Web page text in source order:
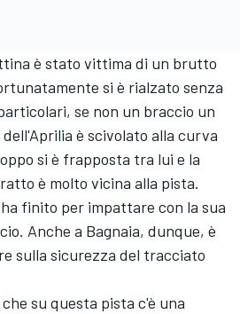
è stato vittima di un brutto
si è rialzato senza
se non un braccio un
è scivolato alla curva
si è frapposta tra lui e la
è molto vicina alla pista.
finito per impattare con la sua
Anche a Bagnaia, dunque, è
sulla sicurezza del tracciato
su questa pista c'è una